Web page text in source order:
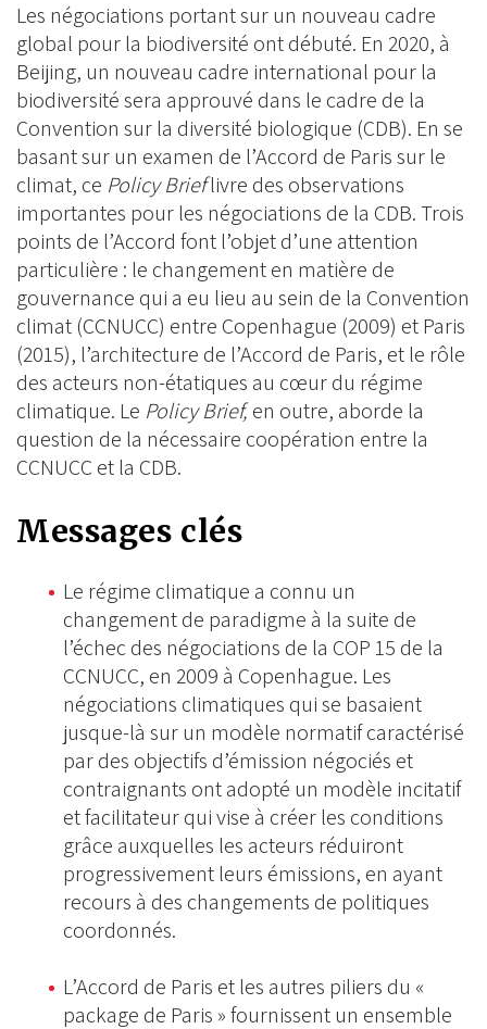
Les négociations portant sur un nouveau cadre
global pour la biodiversité ont débuté. En 2020, à
Beijing, un nouveau cadre international pour la
biodiversité sera approuvé dans le cadre de la
Convention sur la diversité biologique (CDB). En se
basant sur un examen de l’Accord de Paris sur le
climat, ce Policy Brieflivre des observations
importantes pour les négociations de la CDB. Trois
points de l’Accord font l’objet d’une attention
particulière : le changement en matière de
gouvernance qui a eu lieu au sein de la Convention
climat (CCNUCC) entre Copenhague (2009) et Paris
(2015), l’architecture de l’Accord de Paris, et le rôle
des acteurs non-étatiques au cœur du régime
climatique. Le Policy Brief,en outre, aborde la
question de la nécessaire coopération entre la
CCNUCC et la CDB.
Messages clés
Le régime climatique a connu un
changement de paradigme à la suite de
l’échec des négociations de la COP 15 de la
CCNUCC, en 2009 à Copenhague. Les
négociations climatiques qui se basaient
jusque-là sur un modèle normatif caractérisé
par des objectifs d’émission négociés et
contraignants ont adopté un modèle incitatif
et facilitateur qui vise à créer les conditions
grâce auxquelles les acteurs réduiront
progressivement leurs émissions, en ayant
recours à des changements de politiques
coordonnés.
L’Accord de Paris et les autres piliers du «
package de Paris » fournissent un ensemble